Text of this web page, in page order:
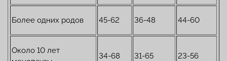
Более одних родов 45-62 36-48 44-60
Около 10 лет
34-68 31-65 23-56